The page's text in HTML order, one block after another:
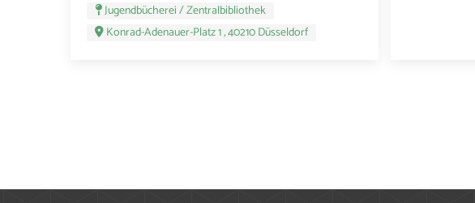
Jugendbücherei / Zentralbibliothek
Konrad-Adenauer-Platz 1 , 40210 Düsseldorf